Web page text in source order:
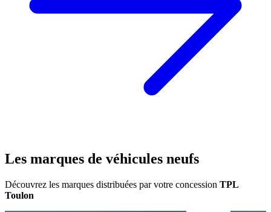
Les marques de véhicules neufs
Découvrez les marques distribuées par votre concession TPL
Toulon